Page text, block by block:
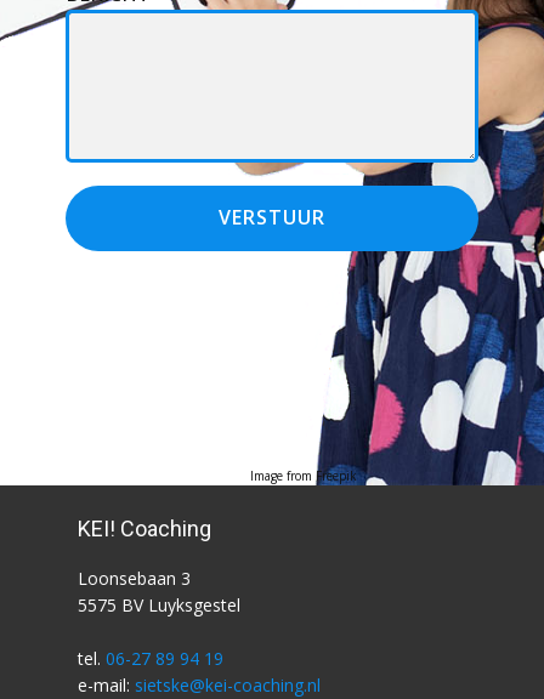
VERSTUUR
Image from Freepik
KEI! Coaching
Loonsebaan 3
5575 BV Luyksgestel
tel. 06-27 89 94 19
e-mail: sietske@kei-coaching.nl